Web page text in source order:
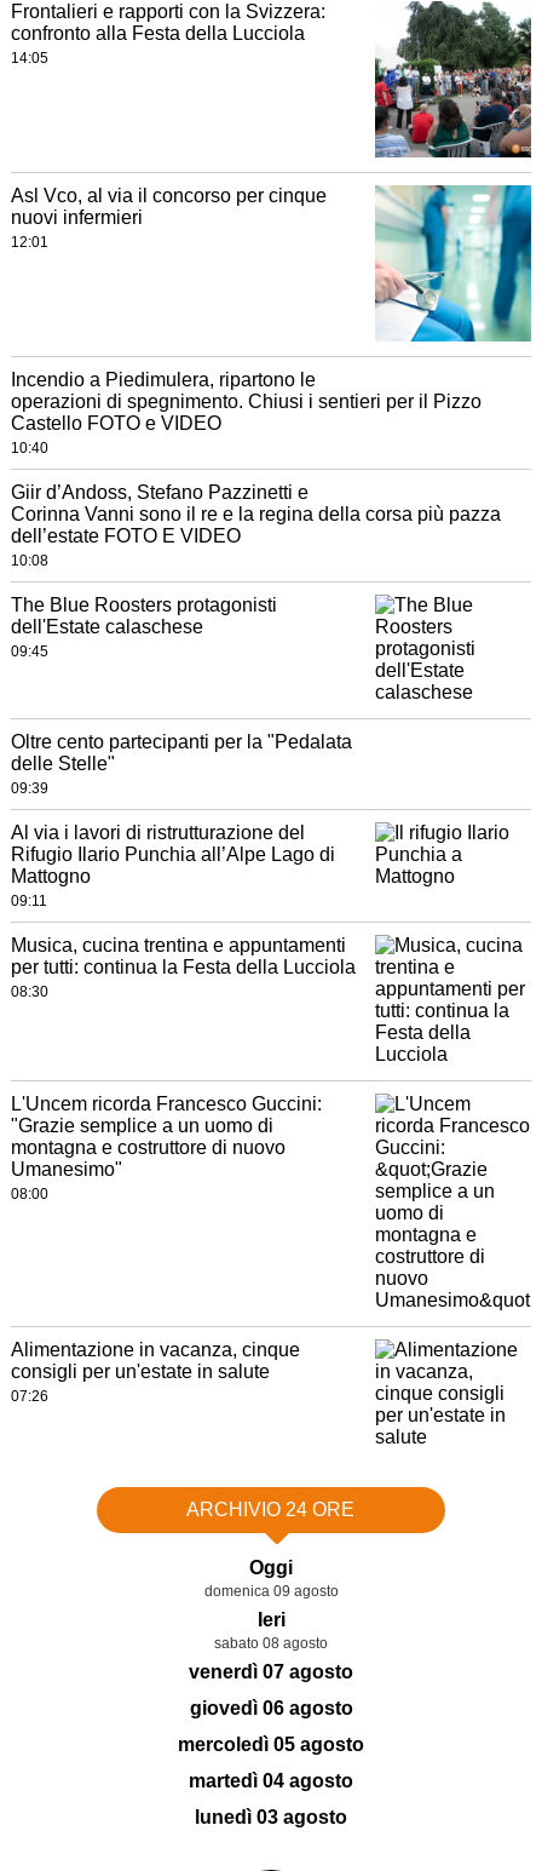
Frontalieri e rapporti con la Svizzera:
confronto alla Festa della Lucciola
14:05
Asl Vco, al via il concorso per cinque
nuovi infermieri
12:01
Incendio a Piedimulera, ripartono le
operazioni di spegnimento. Chiusi i sentieri per il Pizzo
Castello FOTO e VIDEO
10:40
Giir d’Andoss, Stefano Pazzinetti e
Corinna Vanni sono il re e la regina della corsa più pazza
dell’estate FOTO E VIDEO
10:08
The Blue Roosters protagonisti
dell'Estate calaschese
09:45
Oltre cento partecipanti per la "Pedalata
delle Stelle"
09:39
Al via i lavori di ristrutturazione del
Rifugio Ilario Punchia all’Alpe Lago di
Mattogno
09:11
Musica, cucina trentina e appuntamenti
per tutti: continua la Festa della Lucciola
08:30
L'Uncem ricorda Francesco Guccini:
"Grazie semplice a un uomo di
montagna e costruttore di nuovo
Umanesimo"
08:00
Alimentazione in vacanza, cinque
consigli per un'estate in salute
07:26
ARCHIVIO 24 ORE
Oggi
domenica 09 agosto
Ieri
sabato 08 agosto
venerdì 07 agosto
giovedì 06 agosto
mercoledì 05 agosto
martedì 04 agosto
lunedì 03 agosto